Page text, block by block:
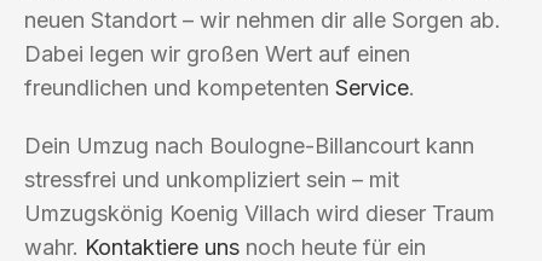
neuen Standort – wir nehmen dir alle Sorgen ab.
Dabei legen wir großen Wert auf einen
freundlichen und kompetenten Service.
Dein Umzug nach Boulogne-Billancourt kann
stressfrei und unkompliziert sein – mit
Umzugskönig Koenig Villach wird dieser Traum
wahr. Kontaktiere uns noch heute für ein